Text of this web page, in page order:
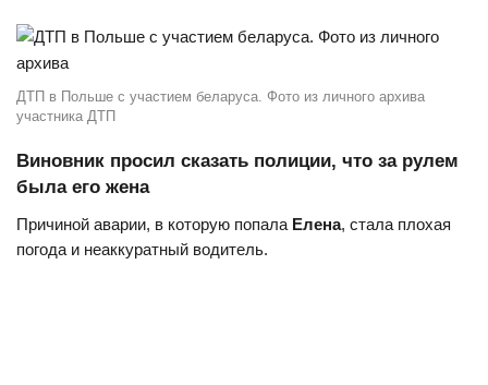
ДТП в Польше с участием беларуса. Фото из личного архива
участника ДТП
Виновник просил сказать полиции, что за рулем
была его жена
Причиной аварии, в которую попала Елена, стала плохая
погода и неаккуратный водитель.